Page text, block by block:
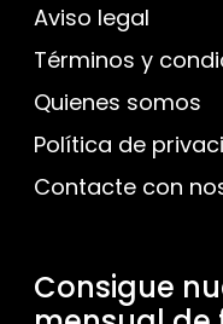
Aviso legal
Términos y
Quienes somos
Política de
Contacte con
Consigue